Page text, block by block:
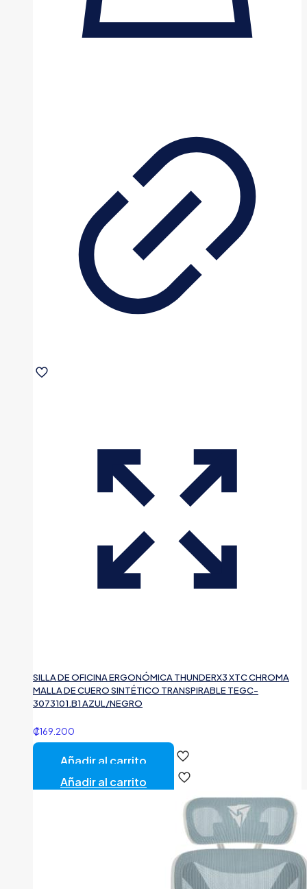
SILLA DE OFICINA ERGONÓMICA THUNDERX3 XTC CHROMA
MALLA DE CUERO SINTÉTICO TRANSPIRABLE TEGC-
3073101.B1 AZUL/NEGRO
₡169.200
Añadir al carrito
Añadir al carrito